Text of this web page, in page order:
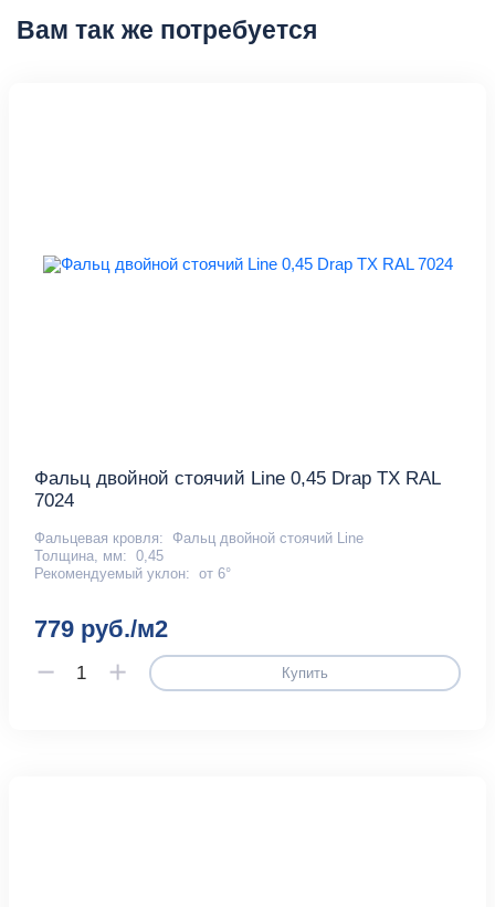
Вам так же потребуется
Фальц двойной стоячий Line 0,45 Drap TX RAL
7024
Фальцевая кровля:
Фальц двойной стоячий Line
Толщина, мм: 0,45
Рекомендуемый уклон: от 6°
779 руб./м2
Купить